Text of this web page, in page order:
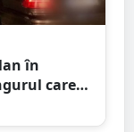
în
care a